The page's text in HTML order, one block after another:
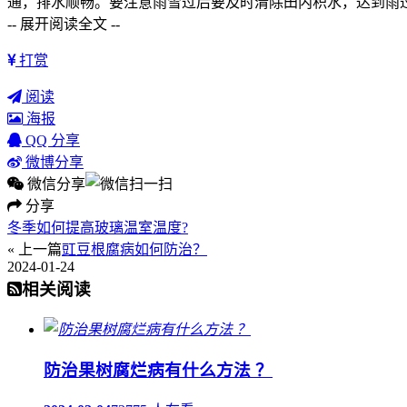
-- 展开阅读全文 --
打赏
阅读
海报
QQ 分享
微博分享
微信分享
分享
冬季如何提高玻璃温室温度?
« 上一篇豇豆根腐病如何防治？
2024-01-24
相关阅读
防治果树腐烂病有什么方法 ？